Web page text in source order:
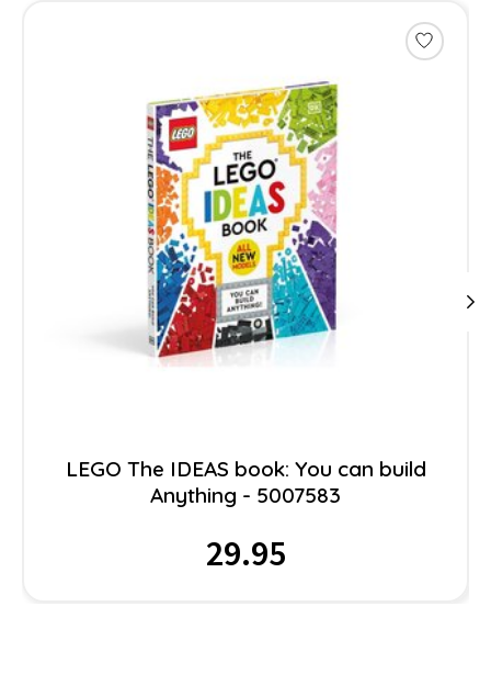
LEGO The IDEAS book: You can build
Anything - 5007583
29.95